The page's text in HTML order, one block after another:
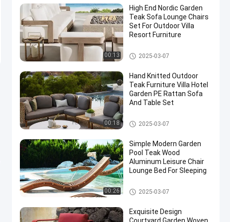
00:13
High End Nordic Garden
Teak Sofa Lounge Chairs
Set For Outdoor Villa
Resort Furniture
Teak Wood Table And Sofa
2025-03-07
00:18
Hand Knitted Outdoor
Teak Furniture Villa Hotel
Garden PE Rattan Sofa
And Table Set
Aluminum Table And Sofa
2025-03-07
00:26
Simple Modern Garden
Pool Teak Wood
Aluminum Leisure Chair
Lounge Bed For Sleeping
كرسي صالة ومقعد
2025-03-07
Exquisite Design